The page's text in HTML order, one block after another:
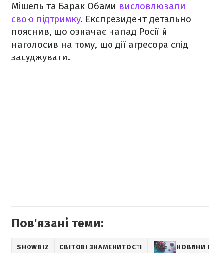
Мішель та Барак Обами висловлювали
свою підтримку. Експрезидент детально
пояснив, що означає напад Росії й
наголосив на тому, що дії агресора слід
засуджувати.
Пов'язані теми:
SHOWBIZ СВІТОВІ ЗНАМЕНИТОСТІ НОВИНИ